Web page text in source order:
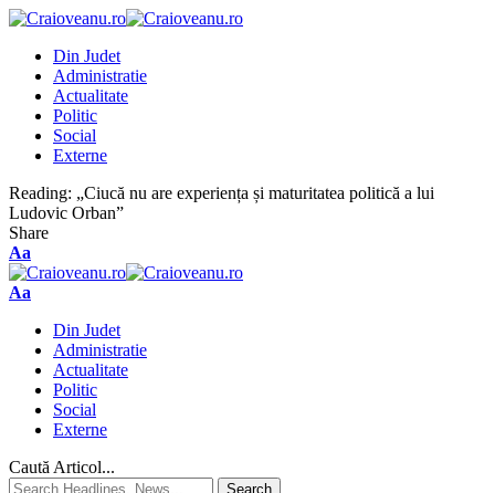
Din Judet
Administratie
Actualitate
Politic
Social
Externe
Reading: „Ciucă nu are experiența și maturitatea politică a lui
Ludovic Orban”
Share
Aa
Aa
Din Judet
Administratie
Actualitate
Politic
Social
Externe
Caută Articol...